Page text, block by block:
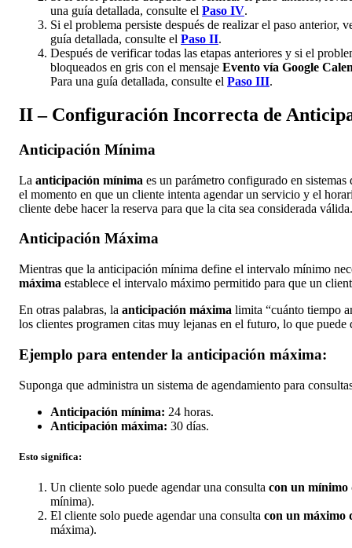
una guía detallada, consulte el Paso IV.
Si el problema persiste después de realizar el paso anterior,
guía detallada, consulte el Paso II.
Después de verificar todas las etapas anteriores y si el
bloqueados en gris con el mensaje Evento vía Google
Para una guía detallada, consulte el Paso III.
II – Configuración Incorrecta de
Anticipación Mínima
La anticipación mínima es un parámetro configurado en
el momento en que un cliente intenta agendar un servicio y el
cliente debe hacer la reserva para que la cita sea considerada válida.
Anticipación Máxima
Mientras que la anticipación mínima define el intervalo mínimo
máxima establece el intervalo máximo permitido para que un
En otras palabras, la anticipación máxima limita “cuánto tiempo
los clientes programen citas muy lejanas en el futuro, lo que
Ejemplo para entender la anticipación máxima:
Suponga que administra un sistema de agendamiento para
Anticipación mínima: 24 horas.
Anticipación máxima: 30 días.
Esto significa:
Un cliente solo puede agendar una consulta con un mínimo
mínima).
El cliente solo puede agendar una consulta con un máximo
máxima).